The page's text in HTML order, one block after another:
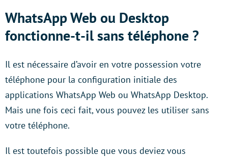
WhatsApp Web ou Desktop
fonctionne-t-il sans téléphone ?
Il est nécessaire d’avoir en votre possession votre
téléphone pour la configuration initiale des
applications WhatsApp Web ou WhatsApp Desktop.
Mais une fois ceci fait, vous pouvez les utiliser sans
votre téléphone.
Il est toutefois possible que vous deviez vous